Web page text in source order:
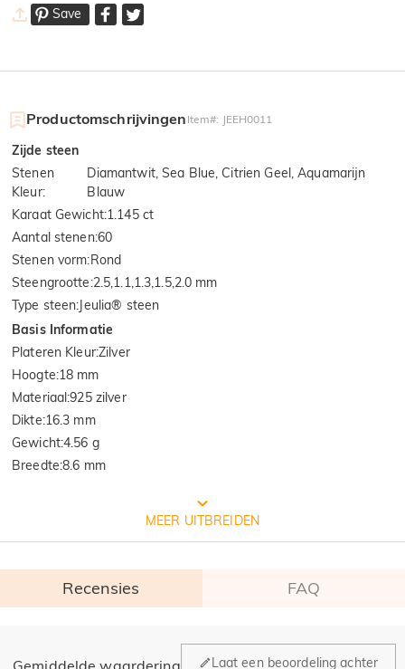
Save
Productomschrijvingen Item#: JEEH0011
Zijde steen
Stenen
Kleur:
Diamantwit, Sea Blue, Citrien Geel, Aquamarijn
Blauw
Karaat Gewicht:1.145 ct
Aantal stenen:60
Stenen vorm:Rond
Steengrootte:2.5,1.1,1.3,1.5,2.0 mm
Type steen: Jeulia® steen
Basis Informatie
Plateren Kleur:Zilver
Hoogte:18 mm
Materiaal :925 zilver
Dikte:16.3 mm
Gewicht:4.56 g
Breedte:8.6 mm
GRATIS JEULIA VERPAKKING
MEER UITBREIDEN
Recensies FAQ
Laat een beoordeling achter
Algemeen